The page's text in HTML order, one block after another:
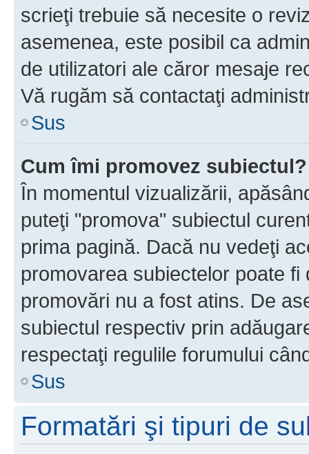
scrieţi trebuie să necesite o
asemenea, este posibil ca
de utilizatori ale căror mesaje
Vă rugăm să contactaţi
Sus
Cum îmi promovez subiectul?
În momentul vizualizării,
puteţi "promova" subiectul
prima pagină. Dacă nu vedeţi
promovarea subiectelor poate
promovări nu a fost atins. De
subiectul respectiv prin
respectaţi regulile forumului
Sus
Formatări şi tipuri de